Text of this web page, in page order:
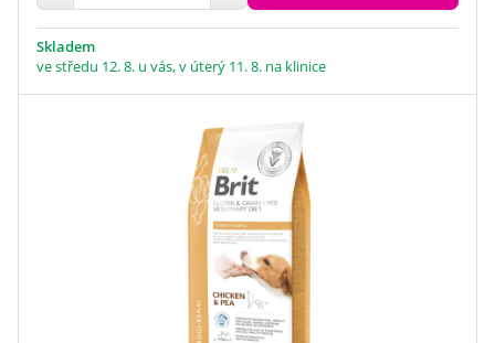
Skladem
ve středu 12. 8. u vás, v úterý 11. 8. na klinice